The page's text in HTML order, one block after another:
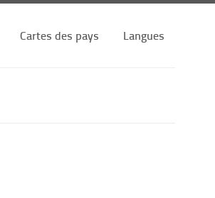
Cartes des pays Langues